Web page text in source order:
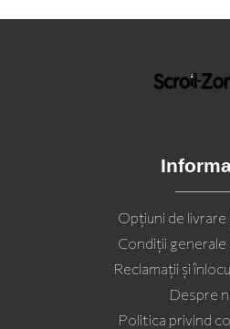
Opţiuni de livrare
Condiții generale
Reclamații și
Despre
Politica privind